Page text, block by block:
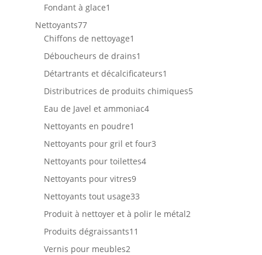
produits
Fondant à glace1
Nettoyants7777
produits
Chiffons de nettoyage1
produit
Déboucheurs de drains1
produit
Détartrants et décalcificateurs1
produit
Distributrices de produits chimiques55
Eau de Javel et ammoniac44
Nettoyants en poudre1
produit
Nettoyants pour gril et four33
Nettoyants pour toilettes44
Nettoyants pour vitres99
produits
Nettoyants tout usage3333
produits
Produit à nettoyer et à polir le métal22
Produits dégraissants11
Vernis pour meubles22